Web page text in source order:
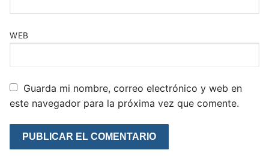
WEB
Guarda mi nombre, correo electrónico y web en
este navegador para la próxima vez que comente.